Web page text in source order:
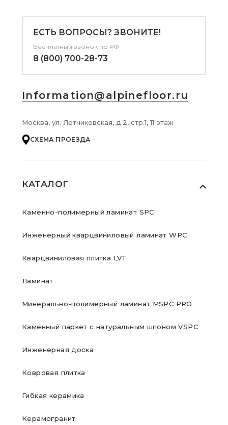
КАТАЛОГ
Каменно-полимерный ламинат SPC
Инженерный кварцвиниловый ламинат WPC
Кварцвиниловая плитка LVT
Ламинат
Минерально-полимерный ламинат MSPC PRO
Каменный паркет с натуральным шпоном VSPC
Инженерная доска
Ковровая плитка
Гибкая керамика
Керамогранит
ЕСТЬ ВОПРОСЫ? ЗВОНИТЕ!
Бесплатный звонок по РФ
8 (800) 700-28-73
Information@alpinefloor.ru
Москва, ул. Летниковская, д.2, стр.1, 11 этаж
СХЕМА ПРОЕЗДА